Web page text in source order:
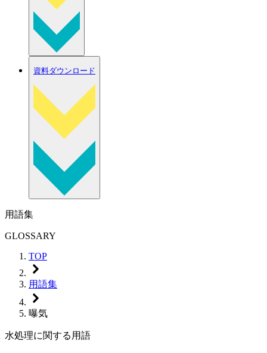
資料ダウンロード
用語集
GLOSSARY
TOP
用語集
曝気
水処理に関する用語